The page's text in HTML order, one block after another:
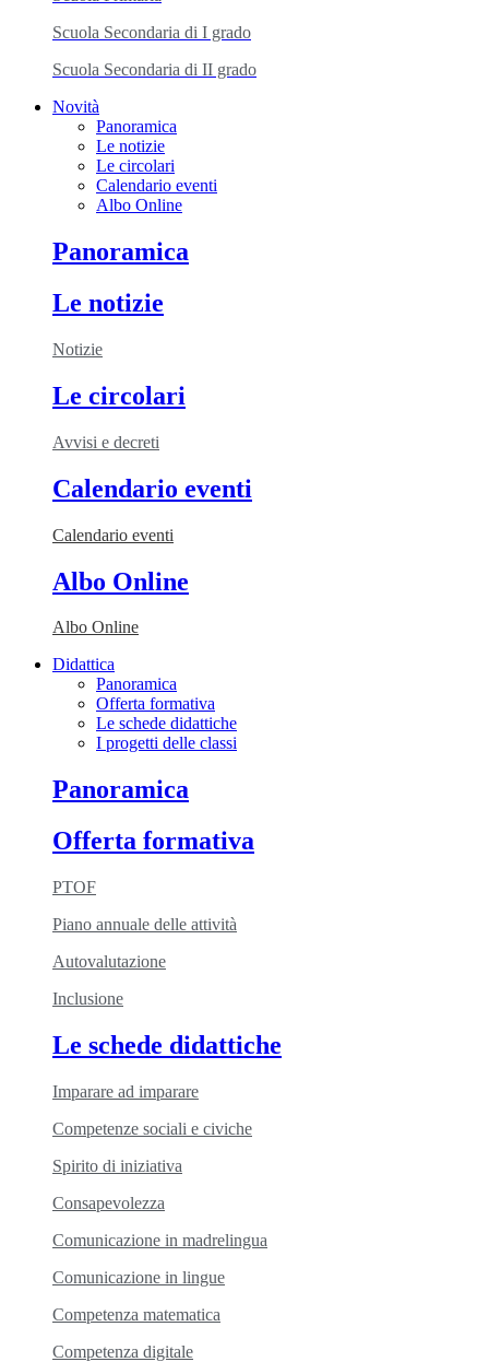
Scuola Secondaria di I grado
Scuola Secondaria di II grado
Novità
Panoramica
Le notizie
Le circolari
Calendario eventi
Albo Online
Panoramica
Le notizie
Notizie
Le circolari
Avvisi e decreti
Calendario eventi
Calendario eventi
Albo Online
Albo Online
Didattica
Panoramica
Offerta formativa
Le schede didattiche
I progetti delle classi
Panoramica
Offerta formativa
PTOF
Piano annuale delle attività
Autovalutazione
Inclusione
Le schede didattiche
Imparare ad imparare
Competenze sociali e civiche
Spirito di iniziativa
Consapevolezza
Comunicazione in madrelingua
Comunicazione in lingue
Competenza matematica
Competenza digitale